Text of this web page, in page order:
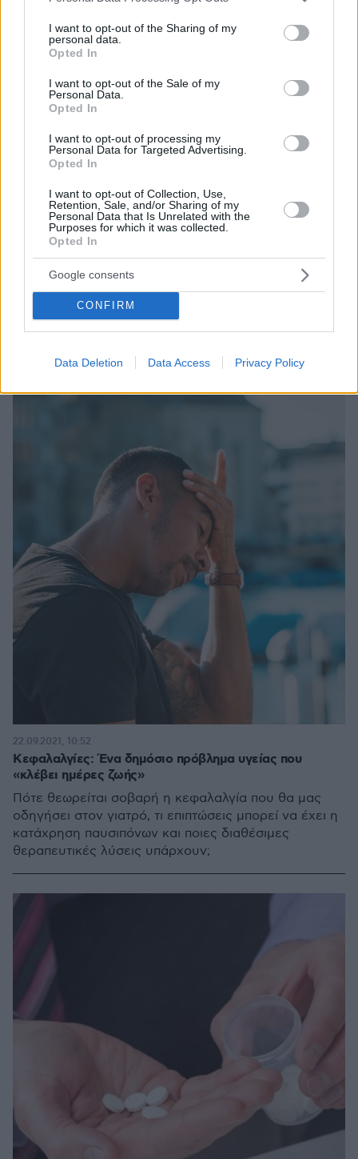
not limited to your visit or usage behaviour. You may click to
grant or deny consent to Google and its third-party tags to
use your data for below specified purposes in below Google
consent section.
I want to opt-out of the Sharing of my
personal data.
Opted In
I want to opt-out of the Sale of my
Personal Data.
Opted In
I want to opt-out of processing my
Personal Data for Targeted Advertising.
Opted In
I want to opt-out of Collection, Use,
Retention, Sale, and/or Sharing of my
Personal Data that Is Unrelated with the
Purposes for which it was collected.
Opted In
Google consents
CONFIRM
Data Deletion Data Access Privacy Policy
Υπέρταση: Το ευρείας χρήσης παυσίπονο που ανεβάζει
την πίεση
Με αύξηση της αρτηριακής πίεσης του αίματος
συσχετίζεται η μακροχρόνια χρήση γνωστού
αναλγητικού φαρμάκου σύμφωνα με τα
25.03.2022, 17:26
Κεφαλαλγίες: Ένα δημόσιο πρόβλημα υγείας που
«κλέβει ημέρες ζωής»
Πότε θεωρείται σοβαρή η κεφαλαλγία που θα μας
οδηγήσει στον γιατρό, τι επιπτώσεις μπορεί να έχει η
κατάχρηση παυσιπόνων και ποιες διαθέσιμες
θεραπευτικές λύσεις υπάρχουν;
22.09.2021, 10:52